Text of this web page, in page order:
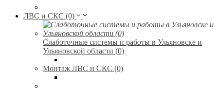
ЛВС и СКС (0)
Слаботочные системы и работы в Ульяновске и
Ульяновской области (0)
Монтаж ЛВС и СКС (0)